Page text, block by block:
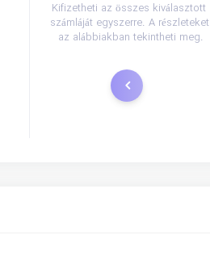
Kifizetheti az összes kiválasztott
számláját egyszerre. A részleteket
az alábbiakban tekintheti meg.
Fizetés most